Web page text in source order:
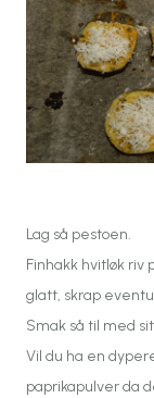
Lag så pestoen.
Finhakk hvitløk riv
glatt, skrap
Smak så til med
Vil du ha en
paprikapulver da